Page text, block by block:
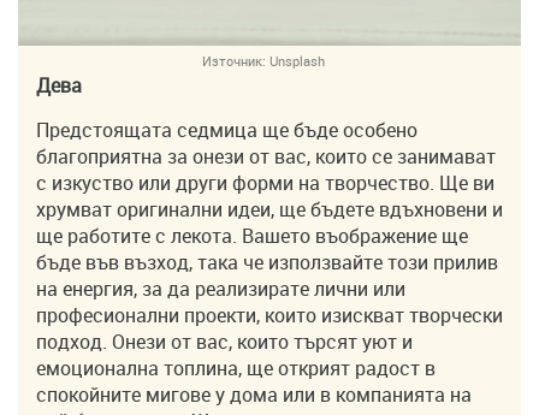
Източник: Unsplash
Дева
Предстоящата седмица ще бъде особено
благоприятна за онези от вас, които се занимават
с изкуство или други форми на творчество. Ще ви
хрумват оригинални идеи, ще бъдете вдъхновени и
ще работите с лекота. Вашето въображение ще
бъде във възход, така че използвайте този прилив
на енергия, за да реализирате лични или
професионални проекти, които изискват творчески
подход. Онези от вас, които търсят уют и
емоционална топлина, ще открият радост в
спокойните мигове у дома или в компанията на